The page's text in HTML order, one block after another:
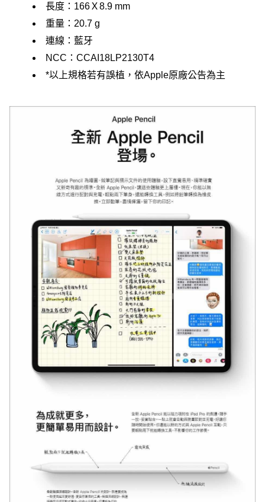
長度：166Ｘ8.9 mm
重量：20.7 g
連線：藍牙
NCC：CCAI18LP2130T4
*以上規格若有誤植，依Apple原廠公告為主